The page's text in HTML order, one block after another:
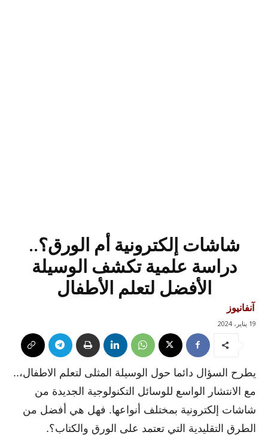
شاشات إلكترونية أم الورق؟..
دراسة علمية تكشف الوسيلة
الأفضل لتعلم الأطفال
آنفانيوز
19 يناير، 2024
يطرح السؤال دائما حول الوسيلة المثلى لتعلم الاطفال،..
مع الانتشار الواسع للوسائل التكنولوجية الجديدة من
شاشات إلكترونية بمختلف أنواعها. فهل هي أفضل من
الطرق التقليدية التي تعتمد على الورق والكتاب؟.